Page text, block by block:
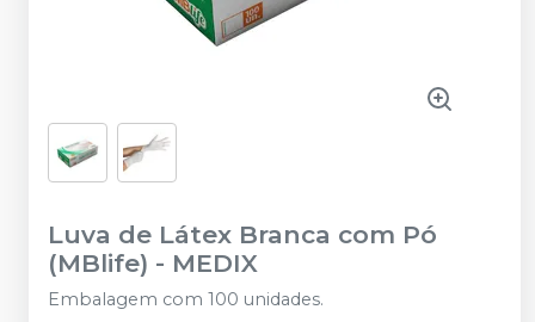
Luva de Látex Branca com Pó
(MBlife) - MEDIX
Embalagem com 100 unidades.